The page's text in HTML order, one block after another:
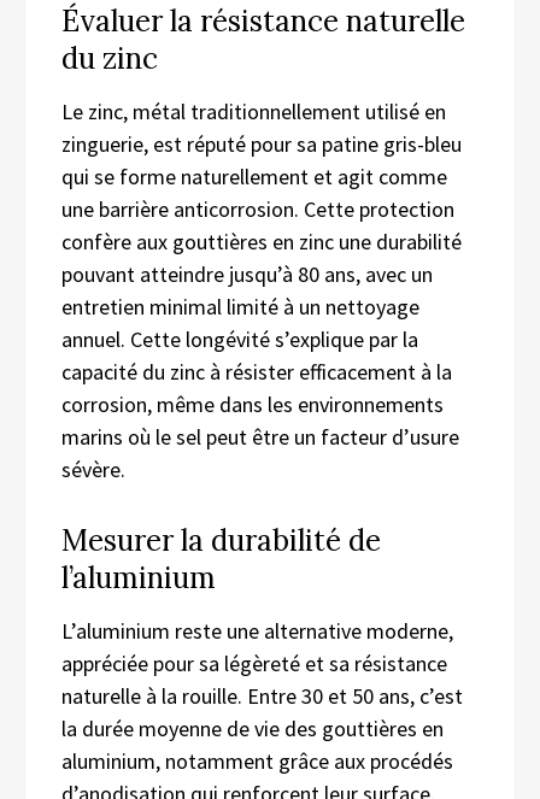
Évaluer la résistance naturelle
du zinc
Le zinc, métal traditionnellement utilisé en
zinguerie, est réputé pour sa patine gris-bleu
qui se forme naturellement et agit comme
une barrière anticorrosion. Cette protection
confère aux gouttières en zinc une durabilité
pouvant atteindre jusqu’à 80 ans, avec un
entretien minimal limité à un nettoyage
annuel. Cette longévité s’explique par la
capacité du zinc à résister efficacement à la
corrosion, même dans les environnements
marins où le sel peut être un facteur d’usure
sévère.
Mesurer la durabilité de
l’aluminium
L’aluminium reste une alternative moderne,
appréciée pour sa légèreté et sa résistance
naturelle à la rouille. Entre 30 et 50 ans, c’est
la durée moyenne de vie des gouttières en
aluminium, notamment grâce aux procédés
d’anodisation qui renforcent leur surface.